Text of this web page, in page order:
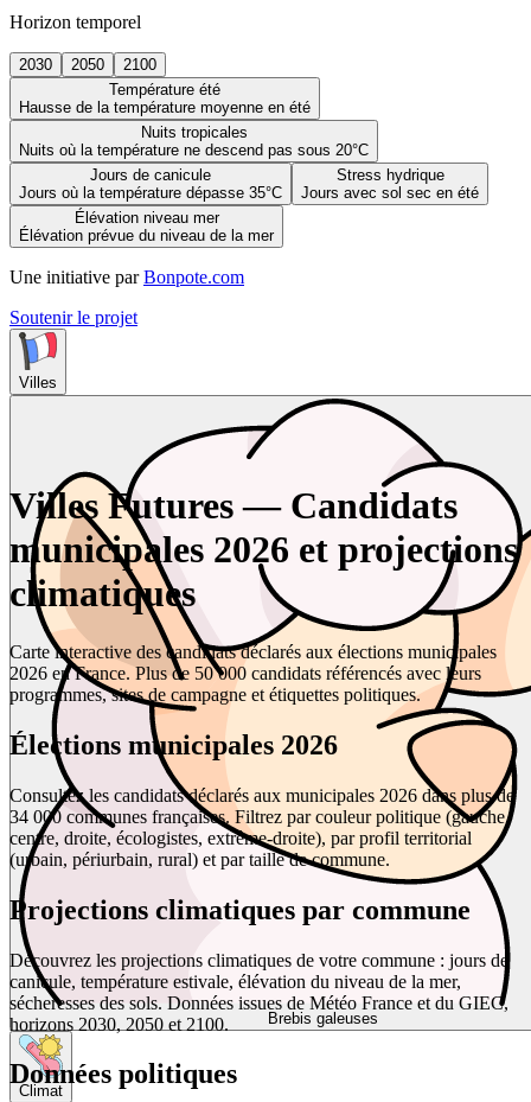
Horizon temporel
2030 2050
2100
Température été
Hausse de la température moyenne en été
Nuits tropicales
Nuits où la température ne descend pas sous 20°C
Jours de canicule
Jours où la température dépasse 35°C
Stress hydrique
Jours avec sol sec en été
Élévation niveau mer
Élévation prévue du niveau de la mer
Une initiative par Bonpote.com
Soutenir le projet
Villes
Brebis galeuses
Climat
Villes Futures — Candidats
municipales 2026 et projections
climatiques
Carte interactive des candidats déclarés aux élections municipales
2026 en France. Plus de 50 000 candidats référencés avec leurs
programmes, sites de campagne et étiquettes politiques.
Élections municipales 2026
Consultez les candidats déclarés aux municipales 2026 dans plus de
34 000 communes françaises. Filtrez par couleur politique (gauche,
centre, droite, écologistes, extrême-droite), par profil territorial
(urbain, périurbain, rural) et par taille de commune.
Projections climatiques par commune
Découvrez les projections climatiques de votre commune : jours de
canicule, température estivale, élévation du niveau de la mer,
sécheresses des sols. Données issues de Météo France et du GIEC,
horizons 2030, 2050 et 2100.
Données politiques